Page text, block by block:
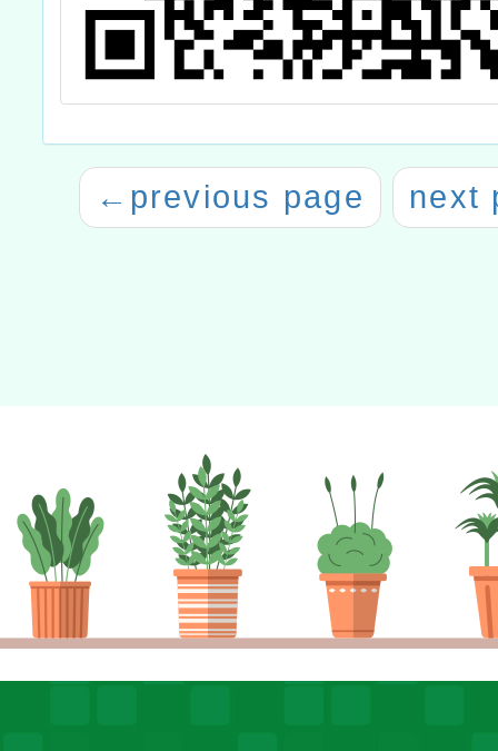
← previous page next